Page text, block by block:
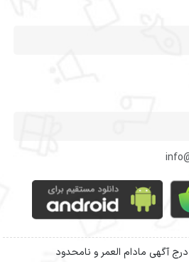
درج آگهی مادام العمر و نامحدود